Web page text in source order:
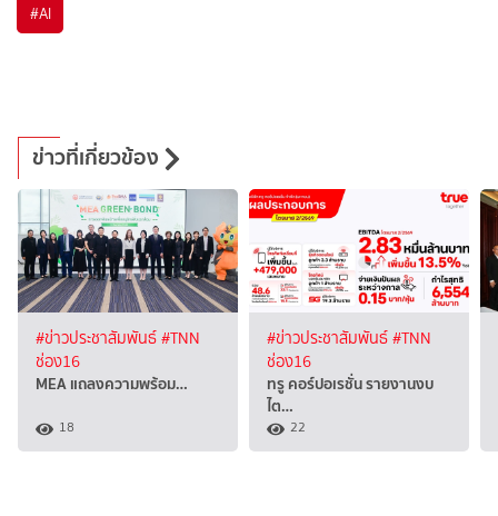
#AI
ข่าวที่เกี่ยวข้อง
#ข่าวประชาสัมพันธ์#TNN
ช่อง16
MEA แถลงความพร้อม…
18
#ข่าวประชาสัมพันธ์#TNN
ช่อง16
ทรู คอร์ปอเรชั่น รายงานงบ
ไต…
22